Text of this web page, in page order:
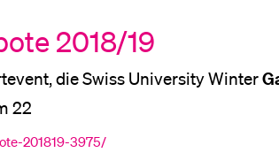
2018/19
die Swiss University Winter
22
201819-3975/